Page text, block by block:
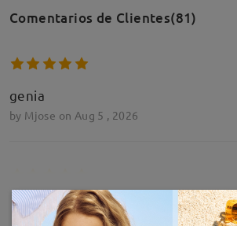
Comentarios de Clientes(81)
genia
by Mjose on Aug 5 , 2026
Me encantan MOSTRAR MÁS